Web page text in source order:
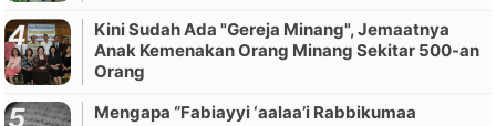
Kini Sudah Ada "Gereja Minang", Jemaatnya
Anak Kemenakan Orang Minang Sekitar 500-an
Orang
Mengapa “Fabiayyi ‘aalaa’i Rabbikumaa